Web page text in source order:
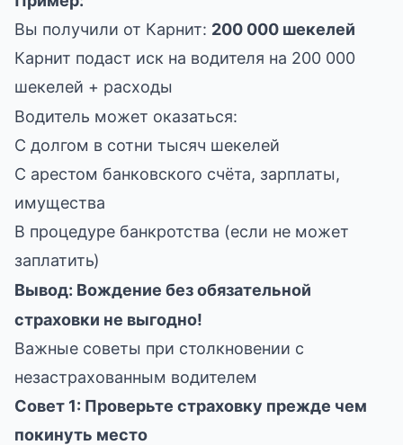
Вы получили от Карнит: 200 000 шекелей
Карнит подаст иск на водителя на 200 000
шекелей + расходы
Водитель может оказаться:
С долгом в сотни тысяч шекелей
С арестом банковского счёта, зарплаты,
имущества
В процедуре банкротства (если не может
заплатить)
Вывод: Вождение без обязательной
страховки не выгодно!
Важные советы при столкновении с
незастрахованным водителем
Совет 1: Проверьте страховку прежде чем
покинуть место